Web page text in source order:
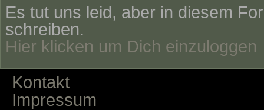
Es tut uns leid, aber in diesem
schreiben.
Hier klicken um Dich einzuloggen
Kontakt
Impressum